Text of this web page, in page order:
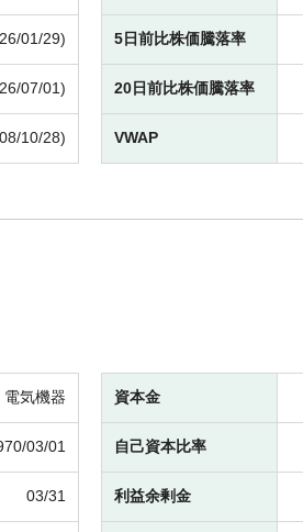
01/29)
07/01)
10/28)
5日前比株価騰落率
20日前比株価騰落率
VWAP
電気機器
03/01
03/31
資本金
自己資本比率
利益余剰金